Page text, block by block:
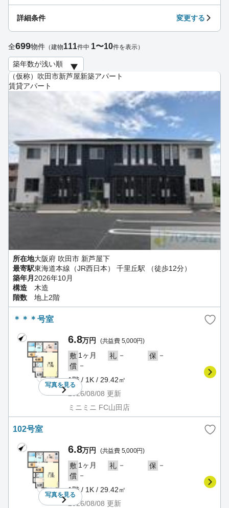
（仮称）吹田市新芦屋新築アパート
賃貸アパート
所在地大阪府 吹田市 新芦屋下
最寄駅東海道本線（JR西日本） 千里丘駅 （徒歩12分）
築年月 2026年10月
構造
木造
階数
地上2階
＊＊＊号室
写真を見る
6.8万円 (共益費 5,000円)
敷 1ヶ月 礼 － 保 －
償 －
1階 / 1K / 29.42㎡
2026/08/08 更新
ミニミニ FC山田店
102号室
写真を見る
6.8万円 (共益費 5,000円)
敷 1ヶ月 礼 － 保 －
償 －
1階 / 1K / 29.42㎡
2026/08/08 更新
詳細条件 変更する
全699物件 （建物111件中 1〜10件を表示）